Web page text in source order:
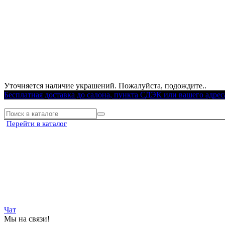
Уточняется наличие украшений. Пожалуйста, подождите..
Бесплатная доставка до салона, пункта СДЭК или вашего
Перейти в каталог
Чат
Мы на связи!